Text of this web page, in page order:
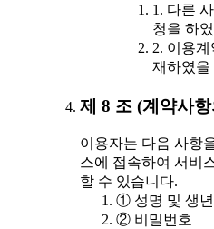
1. 다른
청을 하
2. 이용
재하였을
제 8 조 (계약사
이용자는 다음 사항
스에 접속하여 서비
할 수 있습니다.
① 성명 및 생
② 비밀번호